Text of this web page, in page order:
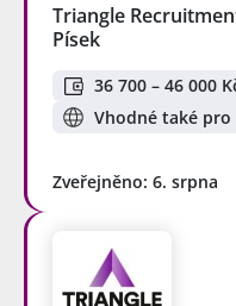
Triangle
Písek
36 700 – 46 000
Vhodné také pro
Zveřejněno: 6. srpna